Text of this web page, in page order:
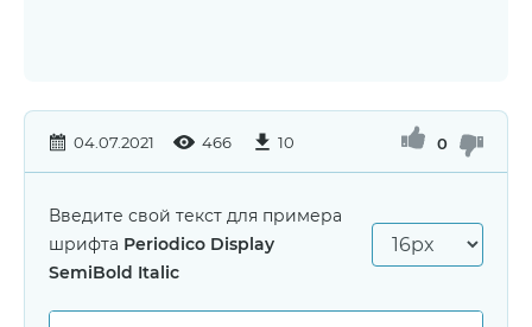
04.07.2021 466 10 0
Введите свой текст для примера
шрифта Periodico Display
SemiBold Italic